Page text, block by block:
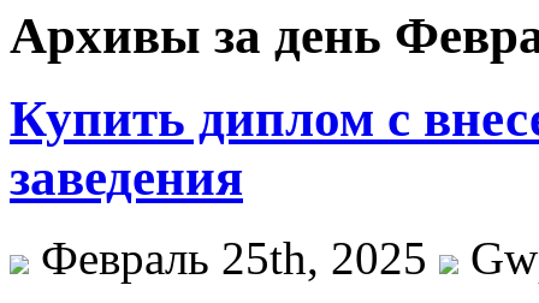
Архивы за день
Купить диплом с
заведения
Февраль 25th, 2025